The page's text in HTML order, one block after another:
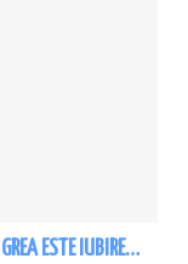
CEA MAI GREA ESTE IUBIREA - Neptun